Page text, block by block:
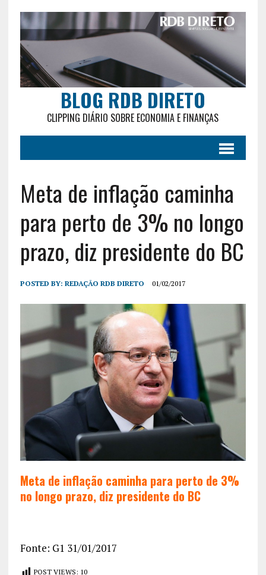
BLOG RDB DIRETO
CLIPPING DIÁRIO SOBRE ECONOMIA E FINANÇAS
Meta de inflação caminha
para perto de 3% no longo
prazo, diz presidente do BC
POSTED BY: REDAÇÃO RDB DIRETO 01/02/2017
Meta de inflação caminha para perto de 3%
no longo prazo, diz presidente do BC
Fonte: G1 31/01/2017
POST VIEWS: 10